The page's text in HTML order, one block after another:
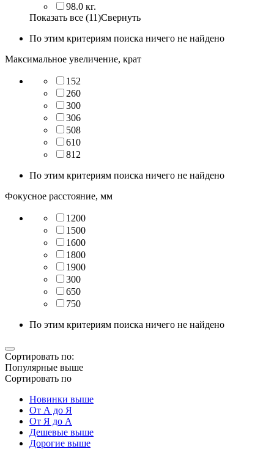
98.0 кг.
Показать все (11)Свернуть
По этим критериям поиска ничего не найдено
Максимальное увеличение, крат
152
260
300
306
508
610
812
По этим критериям поиска ничего не найдено
Фокусное расстояние, мм
1200
1500
1600
1800
1900
300
650
750
По этим критериям поиска ничего не найдено
Сортировать по:
Популярные выше
Сортировать по
Новинки выше
От А до Я
От Я до А
Дешевые выше
Дорогие выше